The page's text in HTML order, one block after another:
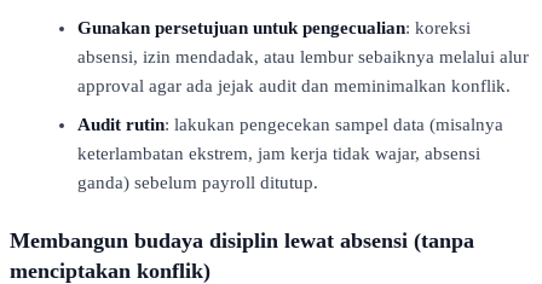
Gunakan persetujuan untuk pengecualian: koreksi
absensi, izin mendadak, atau lembur sebaiknya melalui alur
approval agar ada jejak audit dan meminimalkan konflik.
Audit rutin: lakukan pengecekan sampel data (misalnya
keterlambatan ekstrem, jam kerja tidak wajar, absensi
ganda) sebelum payroll ditutup.
Membangun budaya disiplin lewat absensi (tanpa
menciptakan konflik)